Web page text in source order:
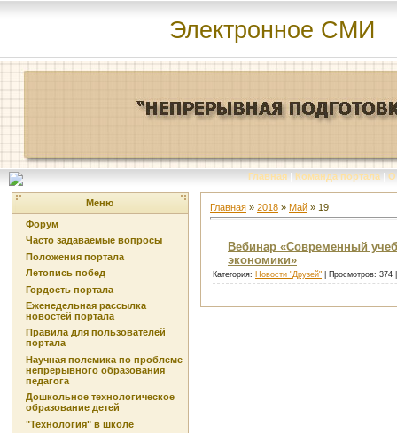
Электронное СМИ
Главная | Команда портала | О
Меню
Форум
Часто задаваемые вопросы
Положения портала
Летопись побед
Гордость портала
Еженедельная рассылка
новостей портала
Правила для пользователей
портала
Научная полемика по проблеме
непрерывного образования
педагога
Дошкольное технологическое
образование детей
"Технология" в школе
Главная » 2018 » Май » 19
Вебинар «Современный
экономики»
Категория: Новости "Друзей" | Просмотров: